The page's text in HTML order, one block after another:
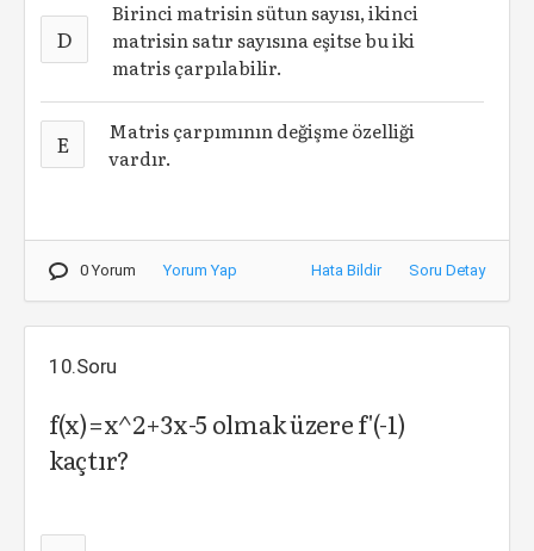
D
Birinci matrisin sütun sayısı, ikinci
matrisin satır sayısına eşitse bu iki
matris çarpılabilir.
E
Matris çarpımının değişme özelliği
vardır.
0 Yorum Yorum Yap Hata Bildir Soru Detay
10.Soru
f(x)=x^2+3x-5 olmak üzere f'(-1)
kaçtır?